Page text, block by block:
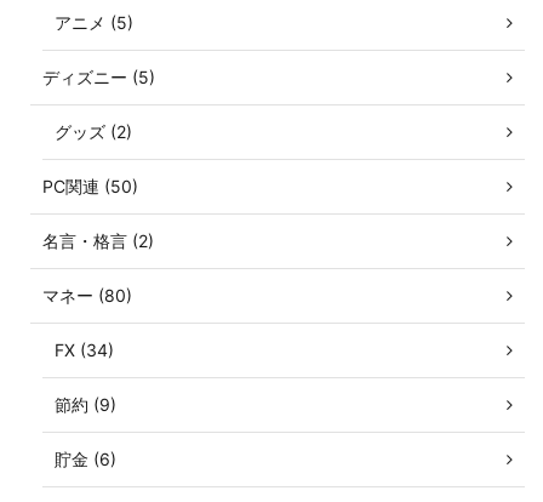
アニメ (5)
ディズニー (5)
グッズ (2)
PC関連 (50)
名言・格言 (2)
マネー (80)
FX (34)
節約 (9)
貯金 (6)